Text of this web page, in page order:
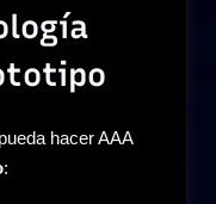
hacer AAA
: